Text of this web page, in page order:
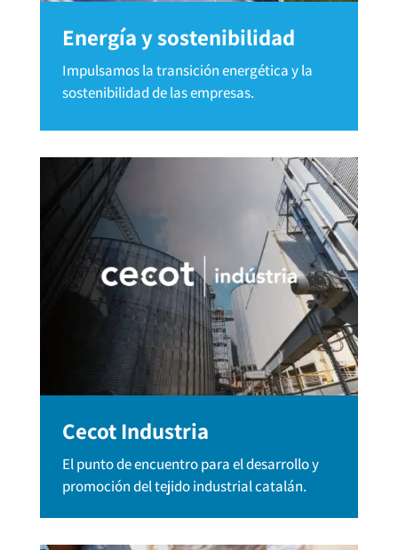
Energía y sostenibilidad
Impulsamos la transición energética y la
sostenibilidad de las empresas.
Cecot Industria
El punto de encuentro para el desarrollo y
promoción del tejido industrial catalán.